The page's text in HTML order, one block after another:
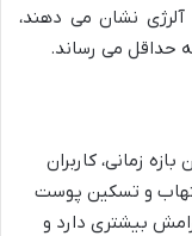
نشان می دهند،
حداقل می رساند.
بازه زمانی، کاربران
و تسکین پوست
بیشتری دارد و